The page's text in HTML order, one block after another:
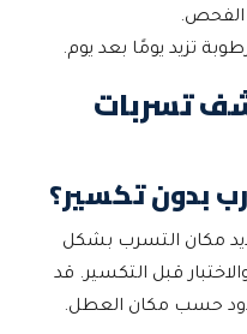
الفحص.
تزيد يومًا بعد يوم.
تسربات
بدون تكسير؟
مكان التسرب بشكل
قبل التكسير. قد
حسب مكان العطل.